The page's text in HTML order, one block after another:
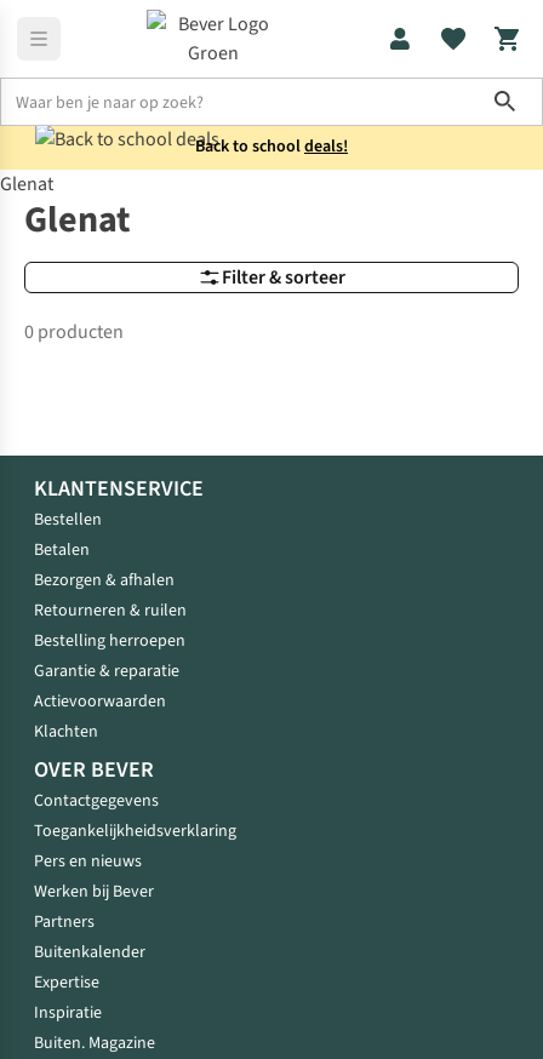
Back to schooldeals!
Merken
Glenat
Filter & sorteer
Glenat
0 producten
KLANTENSERVICE
Bestellen
Betalen
Bezorgen & afhalen
Retourneren & ruilen
Bestelling herroepen
Garantie & reparatie
Actievoorwaarden
Klachten
OVER BEVER
Contactgegevens
Toegankelijkheidsverklaring
Pers en nieuws
Werken bij Bever
Partners
Buitenkalender
Expertise
Inspiratie
Buiten. Magazine